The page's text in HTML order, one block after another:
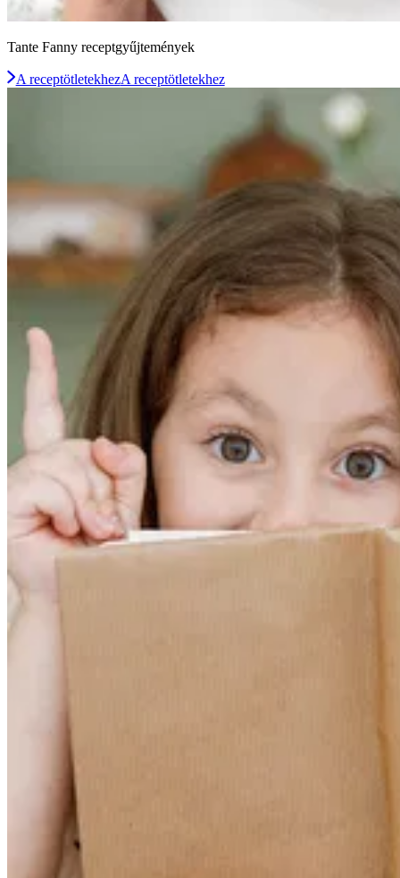
Tante Fanny receptgyűjtemények
A receptötletekhezA receptötletekhez